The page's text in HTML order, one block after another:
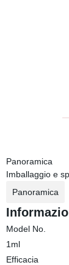
Panoramica
Imballaggio e
Panoramica
Model No.
1ml
Efficacia